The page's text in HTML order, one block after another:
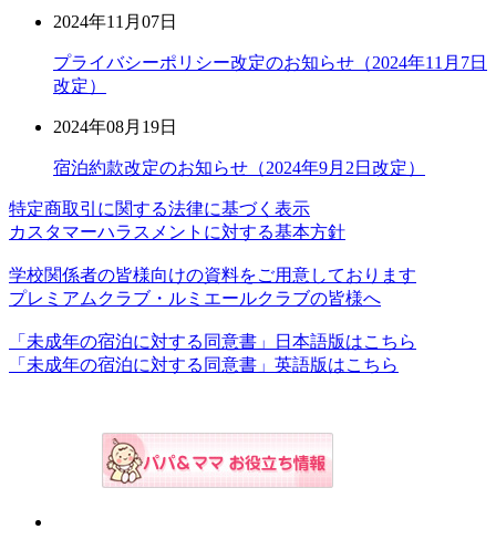
2024年11月07日
プライバシーポリシー改定のお知らせ（2024年11月7日
改定）
2024年08月19日
宿泊約款改定のお知らせ（2024年9月2日改定）
特定商取引に関する法律に基づく表示
カスタマーハラスメントに対する基本方針
学校関係者の皆様向けの資料をご用意しております
プレミアムクラブ・ルミエールクラブの皆様へ
「未成年の宿泊に対する同意書」日本語版はこちら
「未成年の宿泊に対する同意書」英語版はこちら